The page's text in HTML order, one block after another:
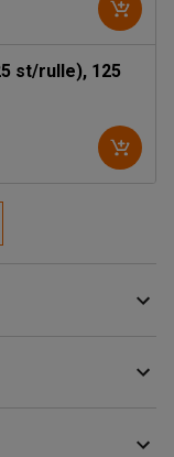
st/rulle), 125
för sopsäckar